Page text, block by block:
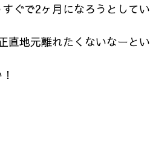
ぐで2ヶ月になろうとしてい
直地元離れたくないなーとい